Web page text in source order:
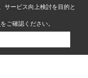
サービス向上検討を目的と
をご確認ください。